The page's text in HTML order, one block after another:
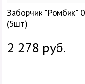
Заборчик "Ромбик"
(5шт)
2 278 руб.